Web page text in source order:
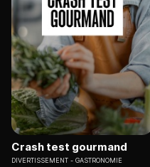
Crash test gourmand
DIVERTISSEMENT GASTRONOMIE